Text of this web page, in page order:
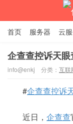
首页 服务器 云
企查查控诉天
info@enkj 分类： 互联
#企查查控诉
近日， 企查查